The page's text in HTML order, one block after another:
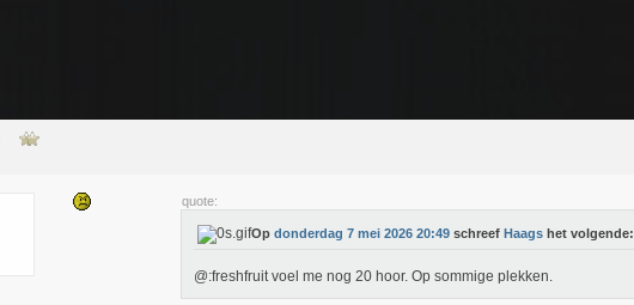
quote:
Op donderdag 7 mei 2026 20:49 schreef Haags het volgende:
@:freshfruit voel me nog 20 hoor. Op sommige plekken.